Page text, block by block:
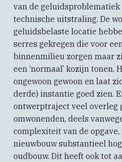
van de geluidsproblematiek
technische uitstraling. De
geluidsbelaste locatie
serres gekregen die voor
binnenmilieu zorgen maar
een ‘normaal’ kozijn tonen.
ongewoon gewoon en laat
derde) instantie goed zien.
ontwerptraject veel overleg
omwonenden, deels
complexiteit van de
nieuwbouw substantieel
oudbouw. Dit heeft ook tot